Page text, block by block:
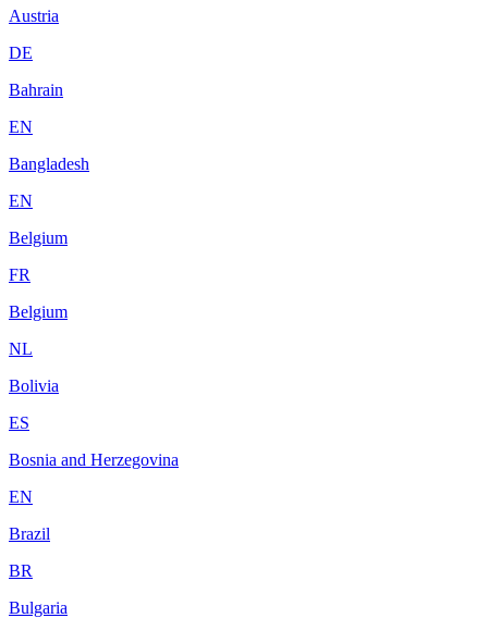
Austria
DE
Bahrain
EN
Bangladesh
EN
Belgium
FR
Belgium
NL
Bolivia
ES
Bosnia and Herzegovina
EN
Brazil
BR
Bulgaria